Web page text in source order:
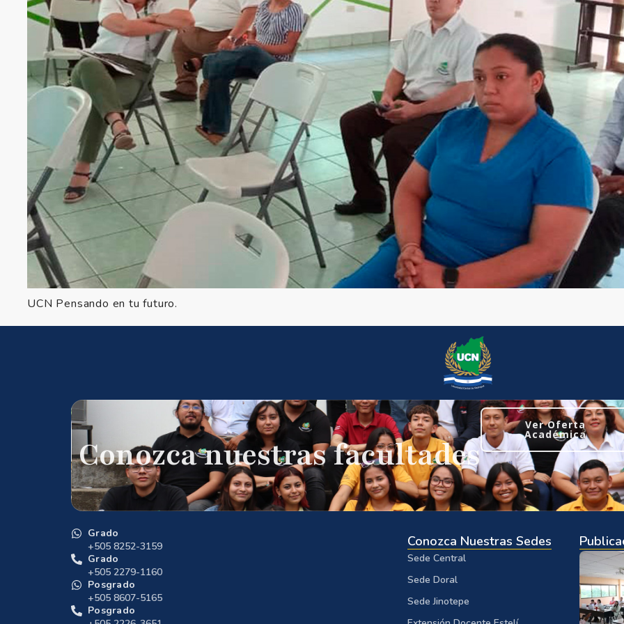
UCN Pensando en tu futuro.
Conozca nuestras facultades
Ver Oferta
Académica
Grado
+505 8252-3159
Grado
+505 2279-1160
Posgrado
+505 8607-5165
Posgrado
Conozca Nuestras Sedes
Sede Central
Sede Doral
Sede Jinotepe